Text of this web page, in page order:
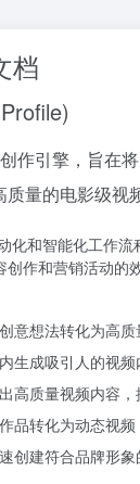
档
作引擎，旨在
量的电影级视
化和智能化工作
作和营销活动的效
意想法转化为高
生成吸引人的视频
高质量视频内容，
品转化为动态视
创建符合品牌形象